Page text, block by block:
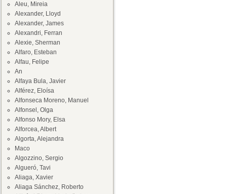
Aleu, Mireia
Alexander, Lloyd
Alexander, James
Alexandri, Ferran
Alexie, Sherman
Alfaro, Esteban
Alfau, Felipe
An
Alfaya Bula, Javier
Alférez, Eloísa
Alfonseca Moreno, Manuel
Alfonsel, Olga
Alfonso Mory, Elsa
Alforcea, Albert
Algorta, Alejandra
Maco
Algozzino, Sergio
Algueró, Tavi
Aliaga, Xavier
Aliaga Sánchez, Roberto